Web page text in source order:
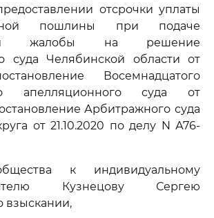
отсрочки уплаты
пошлины при подаче
жалобы на решение
суда Челябинской области от
Восемнадцатого
апелляционного суда от
Арбитражного суда
от 21.10.2020 по делу N А76-
к индивидуальному
Кузнецову Сергею
взыскании,